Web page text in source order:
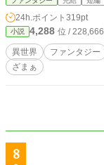
24h.ポイント 319pt
小説 4,288 位 /
異世界 ファンタジー
ざまぁ
8